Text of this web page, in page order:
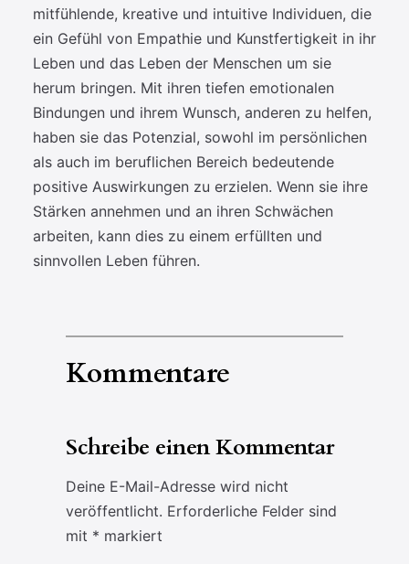
mitfühlende, kreative und intuitive Individuen, die
ein Gefühl von Empathie und Kunstfertigkeit in ihr
Leben und das Leben der Menschen um sie
herum bringen. Mit ihren tiefen emotionalen
Bindungen und ihrem Wunsch, anderen zu helfen,
haben sie das Potenzial, sowohl im persönlichen
als auch im beruflichen Bereich bedeutende
positive Auswirkungen zu erzielen. Wenn sie ihre
Stärken annehmen und an ihren Schwächen
arbeiten, kann dies zu einem erfüllten und
sinnvollen Leben führen.
Kommentare
Schreibe einen Kommentar
Deine E-Mail-Adresse wird nicht
veröffentlicht. Erforderliche Felder sind
mit * markiert